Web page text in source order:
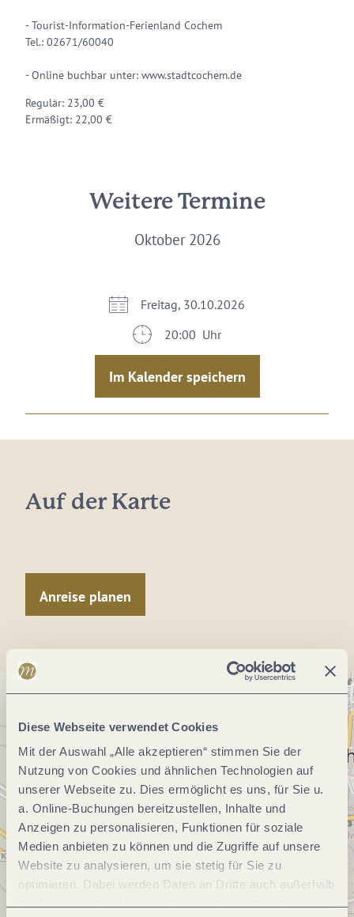
Diese Webseite verwendet Cookies
Mit der Auswahl „Alle akzeptieren“ stimmen Sie der
Nutzung von Cookies und ähnlichen Technologien auf
unserer Webseite zu. Dies ermöglicht es uns, für Sie u.
a. Online-Buchungen bereitzustellen, Inhalte und
Anzeigen zu personalisieren, Funktionen für soziale
Medien anbieten zu können und die Zugriffe auf unsere
Website zu analysieren, um sie stetig für Sie zu
optimieren. Dabei werden Daten an Dritte auch außerhalb
- Tourist-Information-Ferienland Cochem
Tel.: 02671/60040
- Online buchbar unter: www.stadtcochem.de
Regulär: 23,00 €
Ermäßigt: 22,00 €
Weitere Termine
Oktober 2026
Freitag, 30.10.2026
20:00 Uhr
Im Kalender speichern
Auf der Karte
Anreise planen